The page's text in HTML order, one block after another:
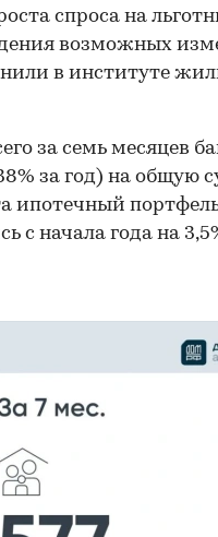
спроса на
возможных
в институте
за семь месяцев
за год) на общую
ипотечный
с начала года на